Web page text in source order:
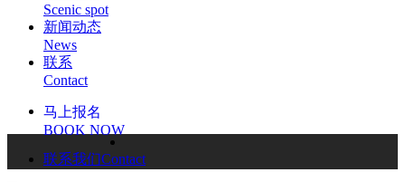
Scenic spot
新闻动态
News
联系
Contact
马上报名
BOOK NOW
联系我们Contact